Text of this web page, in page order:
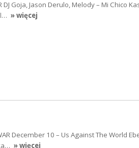
DJ Goja, Jason Derulo, Melody – Mi Chico
» więcej
December 10 – Us Against The World
» więcej